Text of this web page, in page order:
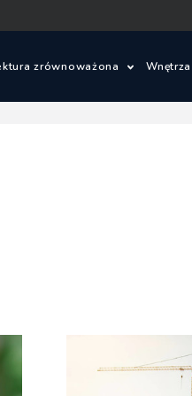
zrównoważona Wnętrza